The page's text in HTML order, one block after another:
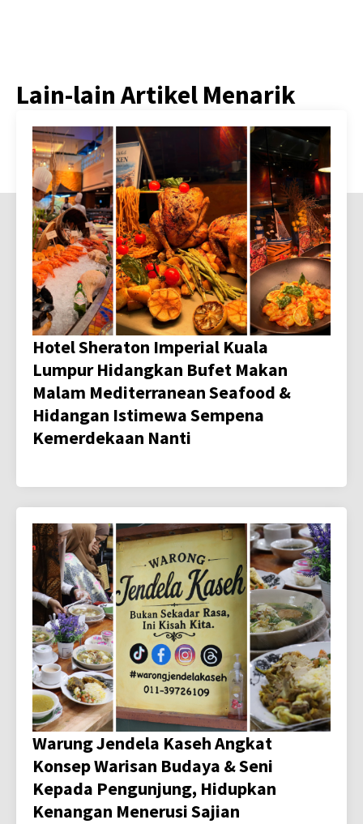
Lain-lain Artikel Menarik
Hotel Sheraton Imperial Kuala
Lumpur Hidangkan Bufet Makan
Malam Mediterranean Seafood &
Hidangan Istimewa Sempena
Kemerdekaan Nanti
Warung Jendela Kaseh Angkat
Konsep Warisan Budaya & Seni
Kepada Pengunjung, Hidupkan
Kenangan Menerusi Sajian